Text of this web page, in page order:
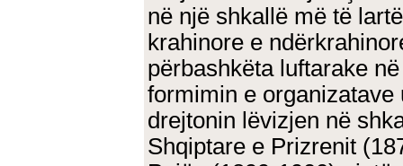
në një shkallë më të
krahinore e
përbashkëta luftarake
formimin e organizatave
drejtonin lëvizjen në
Shqiptare e Prizrenit